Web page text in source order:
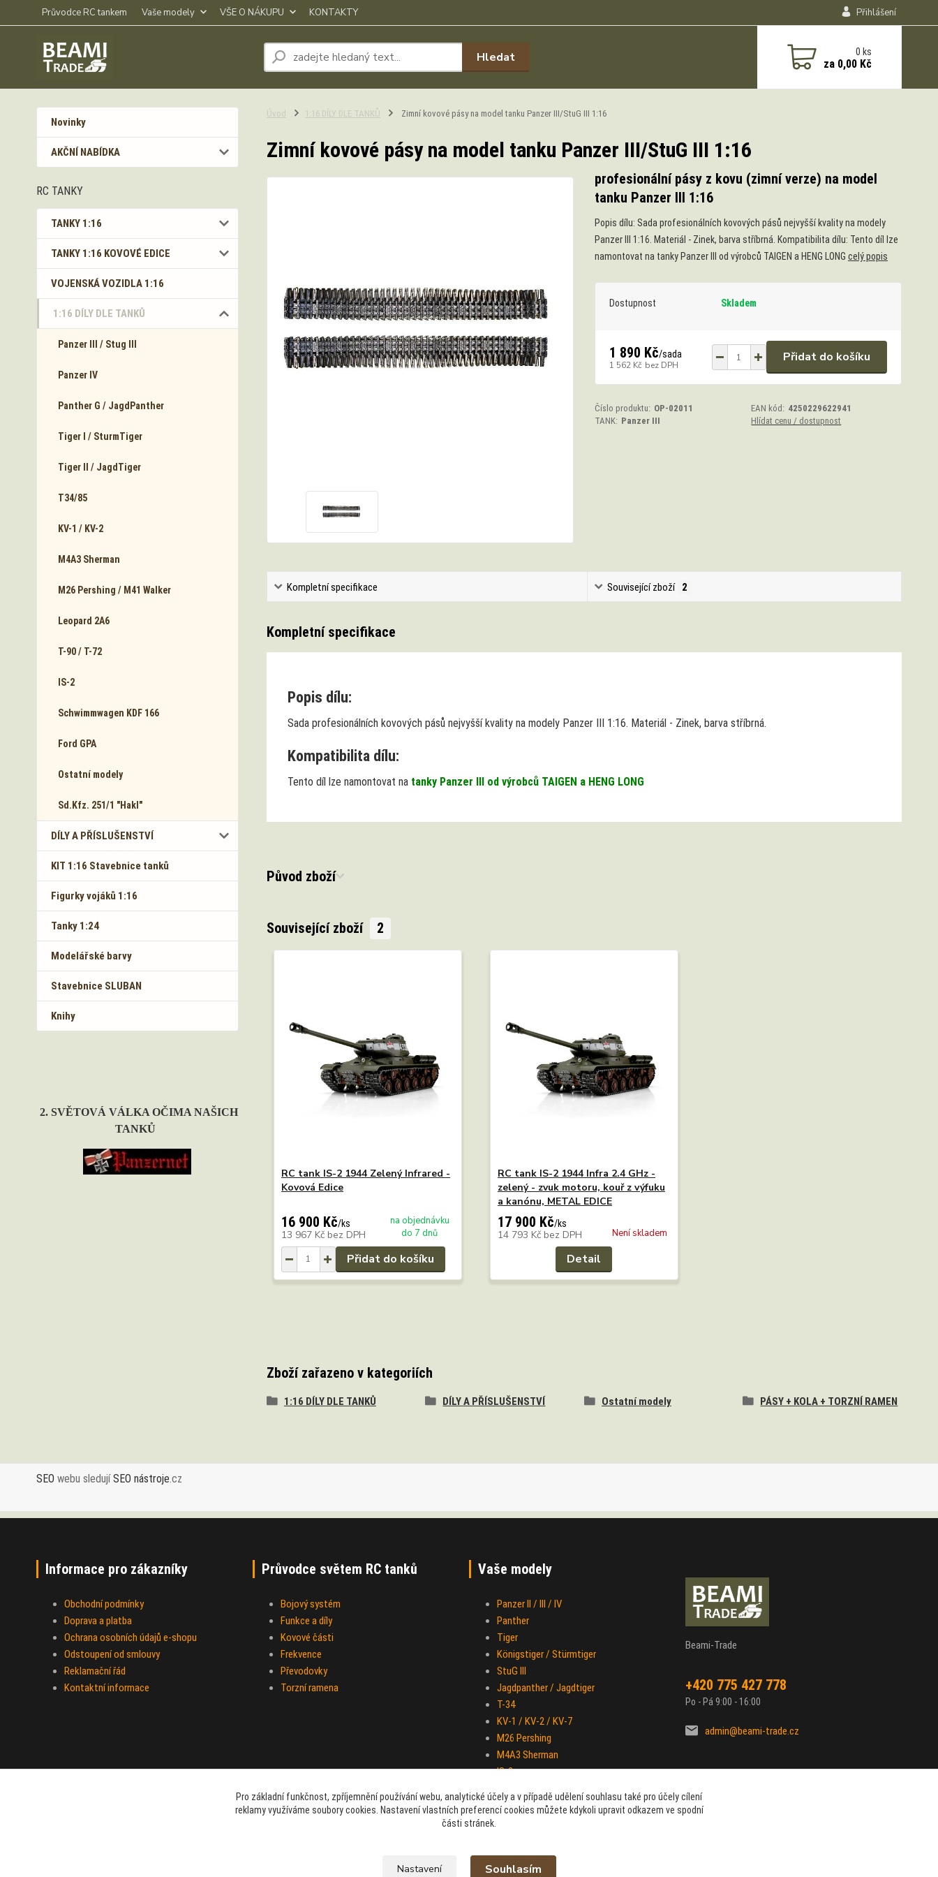
Průvodce RC tankem Vaše modely VŠE O NÁKUPU KONTAKTY Přihlášení
Hledat 0ks
za 0,00 Kč
Novinky
AKČNÍ NABÍDKA
RC TANKY
TANKY 1:16
TANKY 1:16 KOVOVÉ EDICE
VOJENSKÁ VOZIDLA 1:16
1:16 DÍLY DLE TANKŮ
Panzer III / Stug III
Panzer IV
Panther G / JagdPanther
Tiger I / SturmTiger
Tiger II / JagdTiger
T34/85
KV-1 / KV-2
M4A3 Sherman
M26 Pershing / M41 Walker
Leopard 2A6
T-90 / T-72
IS-2
Schwimmwagen KDF 166
Ford GPA
Ostatní modely
Sd.Kfz. 251/1 "Hakl"
DÍLY A PŘÍSLUŠENSTVÍ
KIT 1:16 Stavebnice tanků
Figurky vojáků 1:16
Tanky 1:24
Modelářské barvy
Stavebnice SLUBAN
Knihy
2. SVĚTOVÁ VÁLKA OČIMA NAŠICH
TANKŮ
Úvod 1:16 DÍLY DLE TANKŮ Zimní kovové pásy na model tanku Panzer III/StuG III 1:16
Zimní kovové pásy na model tanku Panzer III/StuG III 1:16
profesionální pásy z kovu (zimní verze) na model
tanku Panzer III 1:16
Popis dílu: Sada profesionálních kovových pásů nejvyšší kvality na modely
Panzer III 1:16. Materiál - Zinek, barva stříbrná. Kompatibilita dílu: Tento díl lze
namontovat na tanky Panzer III od výrobců TAIGEN a HENG LONG celý popis
Dostupnost Skladem
1 890 Kč/sada
1 562 Kč bez DPH
Přidat do košíku
Číslo produktu: OP-02011 EAN kód: 4250229622941
TANK: Panzer III Hlídat cenu / dostupnost
Kompletní specifikace Související zboží 2
Kompletní specifikace
Popis dílu:
Sada profesionálních kovových pásů nejvyšší kvality na modely Panzer III 1:16. Materiál - Zinek, barva stříbrná.
Kompatibilita dílu:
Tento díl lze namontovat na tanky Panzer III od výrobců TAIGEN a HENG LONG
Původ zboží
Související zboží 2
RC tank IS-2 1944 Zelený Infrared -
Kovová Edice
16 900 Kč/ks
13 967 Kč bez DPH
na objednávku
do 7 dnů
Přidat do košíku
RC tank IS-2 1944 Infra 2.4 GHz -
zelený - zvuk motoru, kouř z výfuku
a kanónu, METAL EDICE
17 900 Kč/ks
14 793 Kč bez DPH Není skladem
Detail
Zboží zařazeno v kategoriích
1:16 DÍLY DLE TANKŮ DÍLY A PŘÍSLUŠENSTVÍ Ostatní modely PÁSY + KOLA + TORZNÍ RAMEN
SEO webu sledujíSEO nástroje.cz
Informace pro zákazníky
Obchodní podmínky
Doprava a platba
Ochrana osobních údajů e-shopu
Odstoupení od smlouvy
Reklamační řád
Kontaktní informace
Průvodce světem RC tanků
Bojový systém
Funkce a díly
Kovové části
Frekvence
Převodovky
Torzní ramena
Vaše modely
Panzer II / III / IV
Panther
Tiger
Königstiger / Stürmtiger
StuG III
Jagdpanther / Jagdtiger
T-34
KV-1 / KV-2 / KV-7
M26 Pershing
M4A3 Sherman
IS-2
Sd.Kfz. 251 "Hakl"
Beami-Trade
+420 775 427 778
Po - Pá 9:00 - 16:00
admin@beami-trade.cz
Pro základní funkčnost, zpříjemnění používání webu, analytické účely a v případě udělení souhlasu také pro účely cílení
reklamy využíváme soubory cookies. Nastavení vlastních preferencí cookies můžete kdykoli upravit odkazem ve spodní
části stránek.
Nastavení Souhlasím